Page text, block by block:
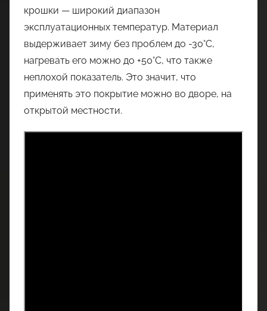
крошки — широкий диапазон
эксплуатационных температур. Материал
выдерживает зиму без проблем до -30°C,
нагревать его можно до +50°C, что также
неплохой показатель. Это значит, что
применять это покрытие можно во дворе, на
открытой местности.